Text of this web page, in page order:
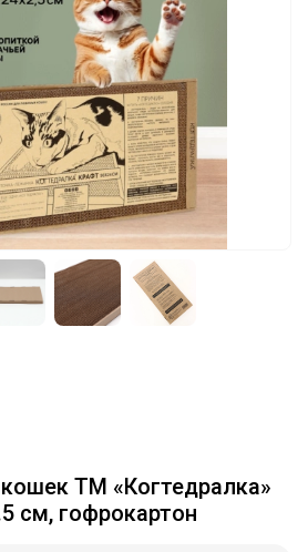
ТМ «Когтедралка»
см, гофрокартон